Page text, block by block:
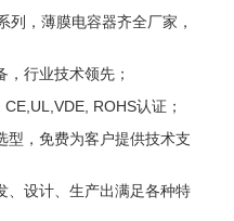
列，薄膜电容器齐全厂家，
行业技术领先；
ROHS认证；
型，免费为客户提供技术支
、设计、生产出满足各种特